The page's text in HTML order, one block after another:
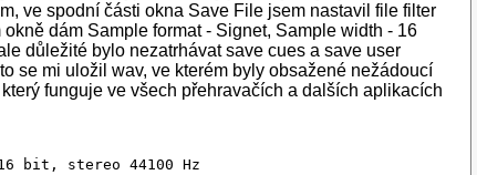
ve spodní části okna Save File jsem nastavil file filter
dám Sample format - Signet, Sample width - 16
důležité bylo nezatrhávat save cues a save user
se mi uložil wav, ve kterém byly obsažené nežádoucí
funguje ve všech přehravačích a dalších aplikacích